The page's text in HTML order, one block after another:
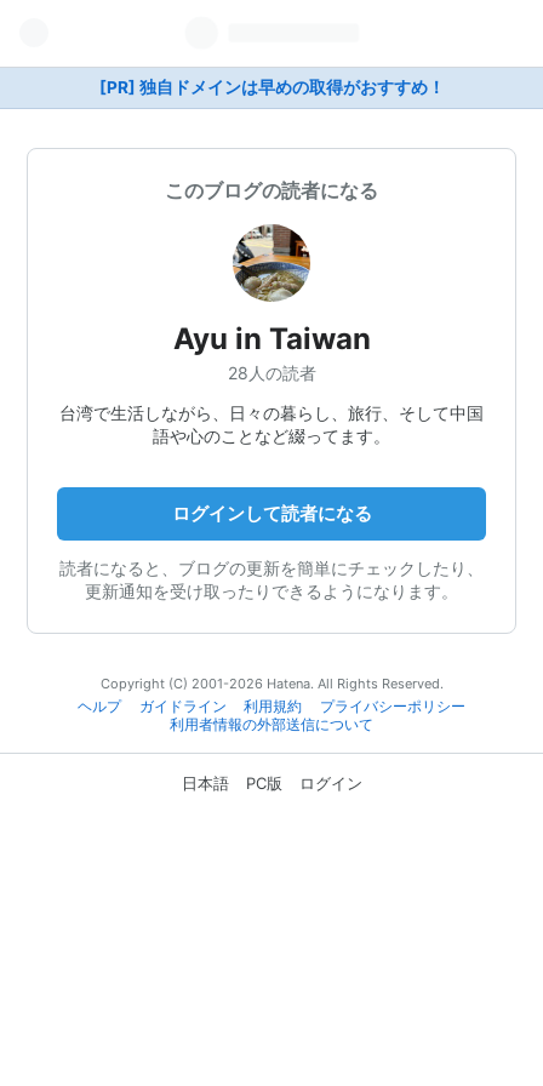
[PR] 独自ドメインは早めの取得がおすすめ！
このブログの読者になる
Ayu in Taiwan
28人の読者
台湾で生活しながら、日々の暮らし、旅行、そして中国
語や心のことなど綴ってます。
ログインして読者になる
読者になると、ブログの更新を簡単にチェックしたり、
更新通知を受け取ったりできるようになります。
Copyright (C) 2001-2026 Hatena. All Rights Reserved.
ヘルプ
ガイドライン 利用規約
プライバシーポリシー
利用者情報の外部送信について
日本語 PC版 ログイン